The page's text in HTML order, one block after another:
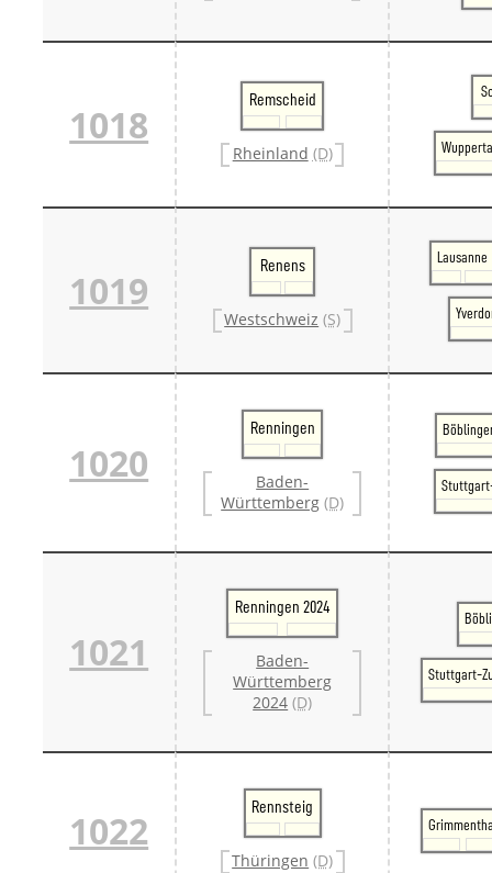
1018
Remscheid
Rheinland (D)
1019
Renens
Westschweiz (S)
Lausanne
1020
Renningen
Baden-
Württemberg (D)
1021
Renningen 2024
Baden-
Württemberg
2024 (D)
Stuttgart-
1022
Rennsteig
Thüringen (D)